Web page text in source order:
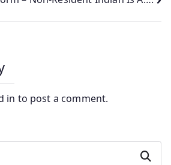
in to post a comment.
Search